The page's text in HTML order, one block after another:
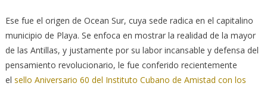
Ese fue el origen de Ocean Sur, cuya sede radica en el capitalino
municipio de Playa. Se enfoca en mostrar la realidad de la mayor
de las Antillas, y justamente por su labor incansable y defensa del
pensamiento revolucionario, le fue conferido recientemente
el sello Aniversario 60 del Instituto Cubano de Amistad con los